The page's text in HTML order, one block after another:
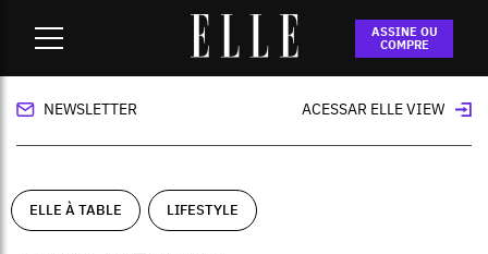
ASSINE OU
COMPRE
8 experiências gastronômicas
inesquecíveis na Turquia
NEWSLETTER ACESSAR ELLE VIEW
ELLE À TABLE LIFESTYLE